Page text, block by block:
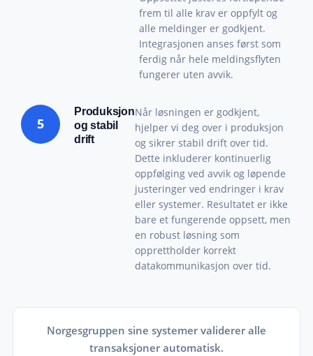
frem til alle krav er oppfylt og
alle meldinger er godkjent.
Integrasjonen anses først som
ferdig når hele meldingsflyten
fungerer uten avvik.
5
Produksjon
og stabil
drift
Når løsningen er godkjent,
hjelper vi deg over i produksjon
og sikrer stabil drift over tid.
Dette inkluderer kontinuerlig
oppfølging ved avvik og løpende
justeringer ved endringer i krav
eller systemer. Resultatet er ikke
bare et fungerende oppsett, men
en robust løsning som
opprettholder korrekt
datakommunikasjon over tid.
Norgesgruppen sine systemer validerer alle
transaksjoner automatisk.